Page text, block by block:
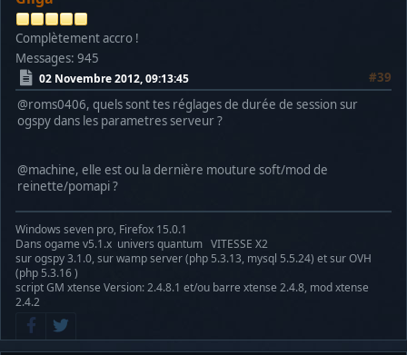
Complètement accro !
Messages: 945
02 Novembre 2012, 09:13:45
#39
@roms0406, quels sont tes réglages de durée de session sur
ogspy dans les parametres serveur ?
@machine, elle est ou la dernière mouture soft/mod de
reinette/pomapi ?
Windows seven pro, Firefox 15.0.1
Dans ogame v5.1.x univers quantum VITESSE X2
sur ogspy 3.1.0, sur wamp server (php 5.3.13, mysql 5.5.24) et sur OVH
(php 5.3.16 )
script GM xtense Version: 2.4.8.1 et/ou barre xtense 2.4.8, mod xtense
2.4.2